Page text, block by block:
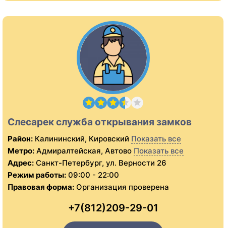
Слесарек служба открывания замков
Район: Калининский, Кировский Показать все
Метро: Адмиралтейская, Автово Показать все
Адрес: Санкт-Петербург, ул. Верности 26
Режим работы: 09:00 - 22:00
Правовая форма: Организация проверена
+7(812)209-29-01